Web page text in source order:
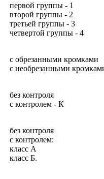
первой группы - 1
второй группы - 2
третьей группы - 3
четвертой группы - 4
с обрезанными кромками
с необрезанными
без контроля
с контролем - К
без контроля
с контролем:
класс А
класс Б.